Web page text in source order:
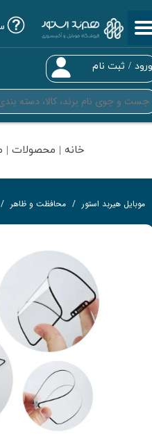
/ ثبت نام
حساب کاربری من
تغییر گذر واژه
سفارشات
خروج از حساب کاربری
خانه | محصولات
موبایل هیربد استور محافظت و ظاهر